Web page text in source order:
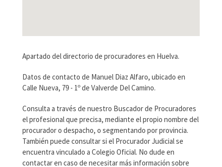
Apartado del directorio de procuradores en Huelva.
Datos de contacto de Manuel Diaz Alfaro, ubicado en
Calle Nueva, 79 - 1º de Valverde Del Camino.
Consulta a través de nuestro Buscador de Procuradores
el profesional que precisa, mediante el propio nombre del
procurador o despacho, o segmentando por provincia.
También puede consultar si el Procurador Judicial se
encuentra vinculado a Colegio Oficial. No dude en
contactar en caso de necesitar más información sobre